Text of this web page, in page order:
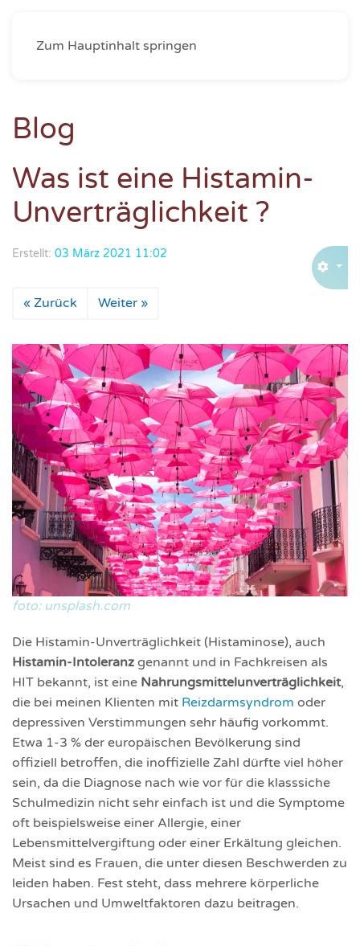
Zum Hauptinhalt springen
Blog
Was ist eine Histamin-
Unverträglichkeit ?
Erstellt: 03 März 2021 11:02
« Zurück Weiter »
foto: unsplash.com
Die Histamin-Unverträglichkeit (Histaminose), auch
Histamin-Intoleranz genannt und in Fachkreisen als
HIT bekannt, ist eine Nahrungsmittelunverträglichkeit,
die bei meinen Klienten mit Reizdarmsyndrom oder
depressiven Verstimmungen sehr häufig vorkommt.
Etwa 1-3 % der europäischen Bevölkerung sind
offiziell betroffen, die inoffizielle Zahl dürfte viel höher
sein, da die Diagnose nach wie vor für die klasssiche
Schulmedizin nicht sehr einfach ist und die Symptome
oft beispielsweise einer Allergie, einer
Lebensmittelvergiftung oder einer Erkältung gleichen.
Meist sind es Frauen, die unter diesen Beschwerden zu
leiden haben. Fest steht, dass mehrere körperliche
Ursachen und Umwelt­faktoren dazu beitragen.